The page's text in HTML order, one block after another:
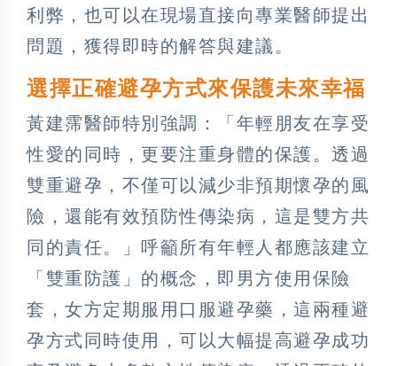
利弊，也可以在現場直接向專業醫師提出
問題，獲得即時的解答與建議。
選擇正確避孕方式來保護未來幸福
黃建霈醫師特別強調：「年輕朋友在享受
性愛的同時，更要注重身體的保護。透過
雙重避孕，不僅可以減少非預期懷孕的風
險，還能有效預防性傳染病，這是雙方共
同的責任。」呼籲所有年輕人都應該建立
「雙重防護」的概念，即男方使用保險
套，女方定期服用口服避孕藥，這兩種避
孕方式同時使用，可以大幅提高避孕成功